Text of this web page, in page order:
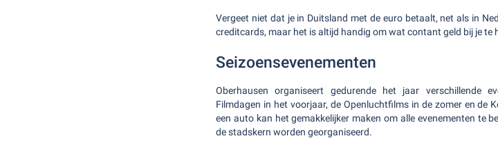
Vergeet niet dat je in Duitsland met de euro betaalt, net als in
creditcards, maar het is altijd handig om wat contant geld bij je te
Seizoensevenementen
Oberhausen organiseert gedurende het jaar verschillende
Filmdagen in het voorjaar, de Openluchtfilms in de zomer en de
een auto kan het gemakkelijker maken om alle evenementen te
de stadskern worden georganiseerd.